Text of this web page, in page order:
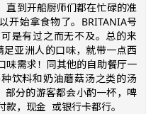
直到开船厨师们都在忙碌的准
开始拿食物了。BRITANIA号
是有过之而无不及。总的来
亚洲人的口味，就带一点西
味需求！同其他的自助餐厅一
饮料和奶油蘑菇汤之类的汤
分的游客都会小酌一杯，啤
，现金 或银行卡都行。